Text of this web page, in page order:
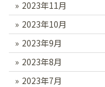
2023年11月
2023年10月
2023年9月
2023年8月
2023年7月